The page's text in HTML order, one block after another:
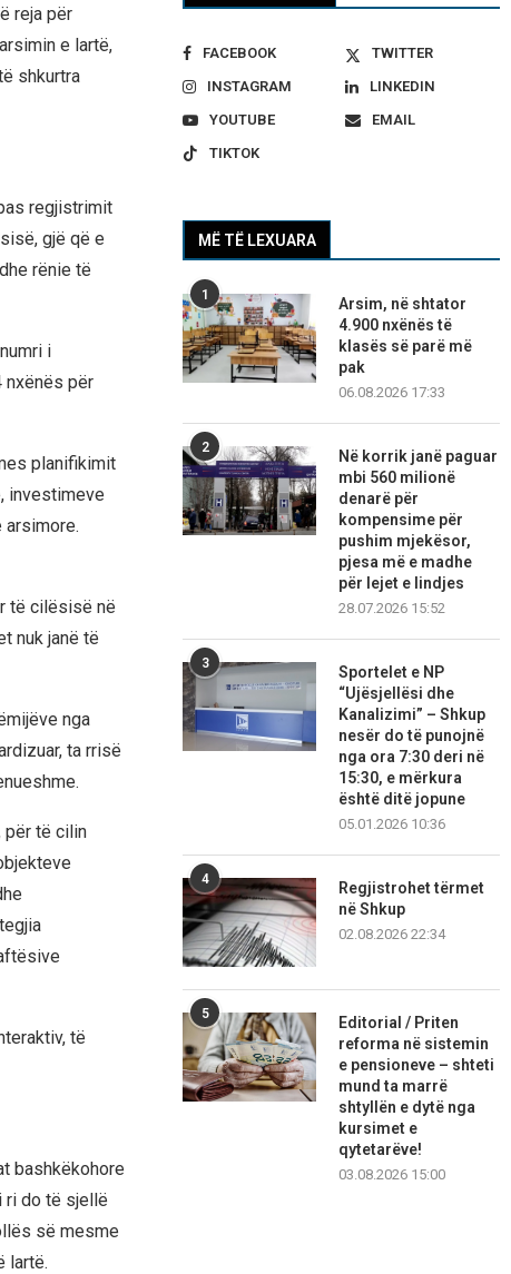
reja për
e lartë,
shkurtra
regjistrimit
gjë që e
rënie të
i
nxënës për
planifikimit
investimeve
arsimore.
të cilësisë në
nuk janë të
nga
ta rrisë
për të cilin
të
bashkëkohore
ri do të sjellë
së mesme
lartë.
FACEBOOK
TWITTER
INSTAGRAM
LINKEDIN
YOUTUBE
EMAIL
TIKTOK
MË TË LEXUARA
1
Arsim, në shtator
4.900 nxënës të
klasës së parë më
pak
06.08.2026 17:33
2
Në korrik janë paguar
mbi 560 milionë
denarë për
kompensime për
pushim mjekësor,
pjesa më e madhe
për lejet e lindjes
28.07.2026 15:52
3
Sportelet e NP
“Ujësjellësi dhe
Kanalizimi” – Shkup
nesër do të punojnë
nga ora 7:30 deri në
15:30, e mërkura
është ditë jopune
05.01.2026 10:36
4
Regjistrohet tërmet
në Shkup
02.08.2026 22:34
5
Editorial / Priten
reforma në sistemin
e pensioneve – shteti
mund ta marrë
shtyllën e dytë nga
kursimet e
qytetarëve!
03.08.2026 15:00